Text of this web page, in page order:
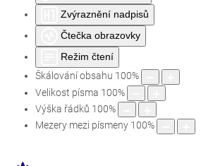
Zvýraznění nadpisů
Čtečka obrazovky
Režim čtení
Škálování obsahu 100%
Velikost písma 100%
Výška řádků 100%
Mezery mezi písmeny 100%